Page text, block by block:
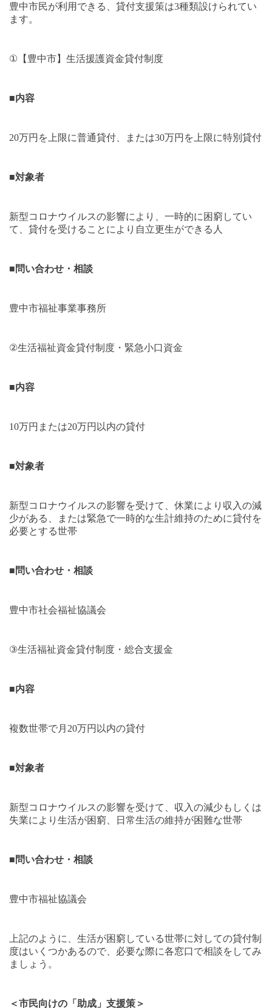
豊中市民が利用できる、貸付支援策は3種類設けられてい
ます。
① 【豊中市】生活援護資金貸付制度
■内容
20万円を上限に普通貸付、または30万円を上限に特別貸付
■対象者
新型コロナウイルスの影響により、一時的に困窮してい
て、貸付を受けることにより自立更生ができる人
■問い合わせ・相談
豊中市福祉事業事務所
②生活福祉資金貸付制度・緊急小口資金
■内容
10万円または20万円以内の貸付
■対象者
新型コロナウイルスの影響を受けて、休業により収入の減
少がある、または緊急で一時的な生計維持のために貸付を
必要とする世帯
■問い合わせ・相談
豊中市社会福祉協議会
③生活福祉資金貸付制度・総合支援金
■内容
複数世帯で月 20万円以内の貸付
■対象者
新型コロナウイルスの影響を受けて、収入の減少もしくは
失業により生活が困窮、日常生活の維持が困難な世帯
■問い合わせ・相談
豊中市福祉協議会
上記のように、生活が困窮している世帯に対しての貸付制
度はいくつかあるので、必要な際に各窓口で相談をしてみ
ましょう。
＜市民向けの「助成」支援策＞